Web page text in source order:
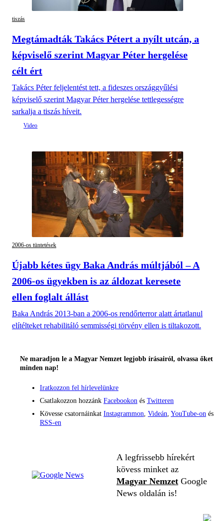
tiszás
Megtámadták Takács Pétert a nyílt utcán, a
képviselő szerint Magyar Péter hergelése
célt ért
Takács Péter feljelentést tett, a fideszes országgyűlési
képviselő szerint Magyar Péter hergelése tettlegességre
sarkalja a tiszás híveit.
2006-os tüntetések
Újabb kétes ügy Baka András múltjából – A
2006-os ügyekben is az áldozat keresete
ellen foglalt állást
Baka András 2013-ban a 2006-os rendőrterror alatt ártatlanul
elítélteket rehabilitáló semmisségi törvény ellen is tiltakozott.
Ne maradjon le a Magyar Nemzet legjobb írásairól, olvassa őket
minden nap!
Iratkozzon fel hírlevelünkre
Csatlakozzon hozzánk Facebookon és Twitteren
Kövesse csatornáinkat Instagrammon, Videán, YouTube-on és
RSS-en
A legfrissebb hírekért
kövess minket az
Magyar Nemzet Google
News oldalán is!